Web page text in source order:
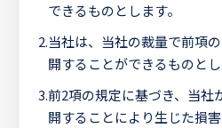
できるものとします。
2.当社は、当社の裁量で前項
開することができるものとし
3.前2項の規定に基づき、当社
開することにより生じた損